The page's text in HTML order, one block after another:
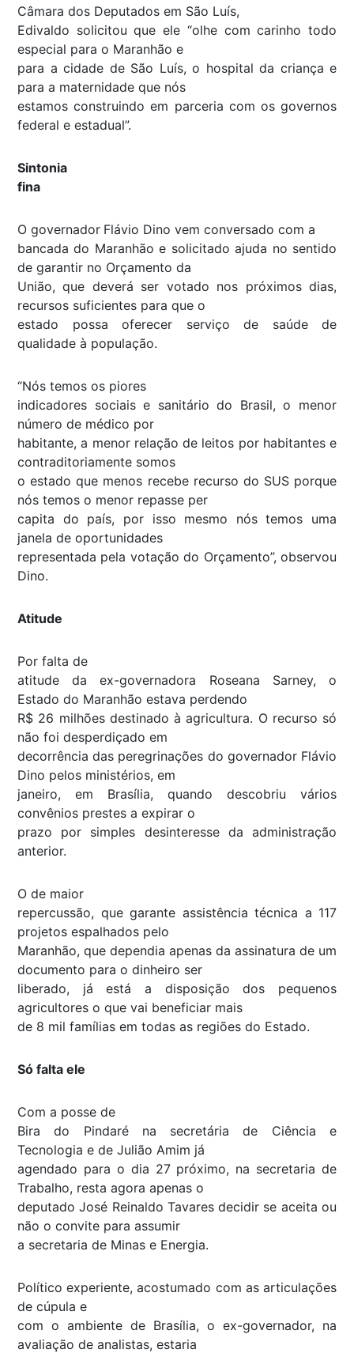
Câmara dos Deputados em São Luís,
Edivaldo solicitou que ele “olhe com carinho todo
especial para o Maranhão e
para a cidade de São Luís, o hospital da criança e
para a maternidade que nós
estamos construindo em parceria com os governos
federal e estadual”.
Sintonia
fina
O governador Flávio Dino vem conversado com a
bancada do Maranhão e solicitado ajuda no sentido
de garantir no Orçamento da
União, que deverá ser votado nos próximos dias,
recursos suficientes para que o
estado possa oferecer serviço de saúde de
qualidade à população.
“Nós temos os piores
indicadores sociais e sanitário do Brasil, o menor
número de médico por
habitante, a menor relação de leitos por habitantes e
contraditoriamente somos
o estado que menos recebe recurso do SUS porque
nós temos o menor repasse per
capita do país, por isso mesmo nós temos uma
janela de oportunidades
representada pela votação do Orçamento”, observou
Dino.
Atitude
Por falta de
atitude da ex-governadora Roseana Sarney, o
Estado do Maranhão estava perdendo
R$ 26 milhões destinado à agricultura. O recurso só
não foi desperdiçado em
decorrência das peregrinações do governador Flávio
Dino pelos ministérios, em
janeiro, em Brasília, quando descobriu vários
convênios prestes a expirar o
prazo por simples desinteresse da administração
anterior.
O de maior
repercussão, que garante assistência técnica a 117
projetos espalhados pelo
Maranhão, que dependia apenas da assinatura de um
documento para o dinheiro ser
liberado, já está a disposição dos pequenos
agricultores o que vai beneficiar mais
de 8 mil famílias em todas as regiões do Estado.
Só falta ele
Com a posse de
Bira do Pindaré na secretária de Ciência e
Tecnologia e de Julião Amim já
agendado para o dia 27 próximo, na secretaria de
Trabalho, resta agora apenas o
deputado José Reinaldo Tavares decidir se aceita ou
não o convite para assumir
a secretaria de Minas e Energia.
Político experiente, acostumado com as articulações
de cúpula e
com o ambiente de Brasília, o ex-governador, na
avaliação de analistas, estaria